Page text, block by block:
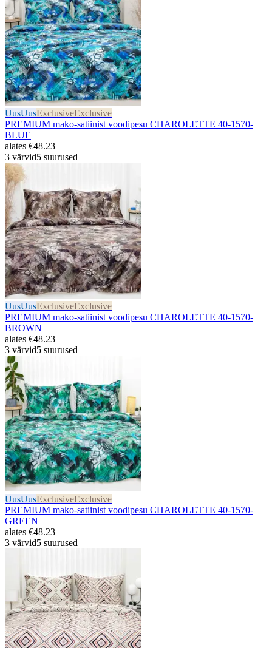
UusUusExclusiveExclusive
PREMIUM mako-satiinist voodipesu CHAROLETTE 40-1570-
BLUE
alates €48.23
3 värvid5 suurused
UusUusExclusiveExclusive
PREMIUM mako-satiinist voodipesu CHAROLETTE 40-1570-
BROWN
alates €48.23
3 värvid5 suurused
UusUusExclusiveExclusive
PREMIUM mako-satiinist voodipesu CHAROLETTE 40-1570-
GREEN
alates €48.23
3 värvid5 suurused